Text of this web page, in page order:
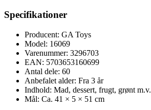
Specifikationer
Producent: GA Toys
Model: 16069
Varenummer: 3296703
EAN: 5703653160699
Antal dele: 60
Anbefalet alder: Fra 3 år
Indhold: Mad, dessert, frugt, grønt m.v.
Mål: Ca. 41 × 5 × 51 cm